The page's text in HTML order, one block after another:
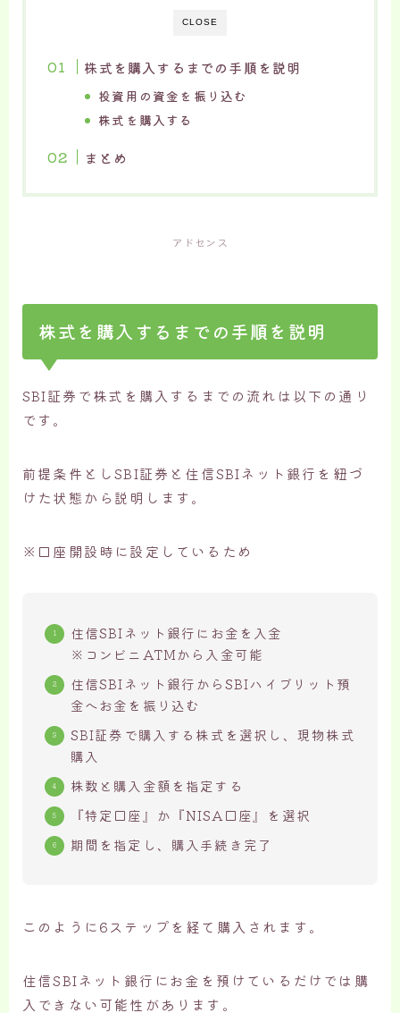
CLOSE
株式を購入するまでの手順を説明
投資用の資金を振り込む
株式を購入する
まとめ
アドセンス
株式を購入するまでの手順を説明
SBI証券で株式を購入するまでの流れは以下の通り
です。
前提条件としSBI証券と住信SBIネット銀行を紐づ
けた状態から説明します。
※口座開設時に設定しているため
住信SBIネット銀行にお金を入金
※コンビニATMから入金可能
住信SBIネット銀行からSBIハイブリット預
金へお金を振り込む
SBI証券で購入する株式を選択し、現物株式
購入
株数と購入金額を指定する
『特定口座』か『NISA口座』を選択
期間を指定し、購入手続き完了
このように6ステップを経て購入されます。
住信SBIネット銀行にお金を預けているだけでは購
入できない可能性があります。